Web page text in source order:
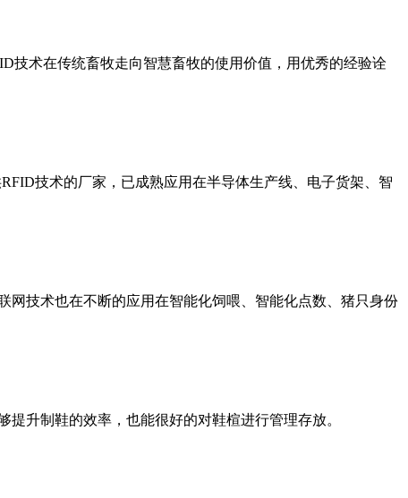
技术在传统畜牧走向智慧畜牧的使用价值，用优秀的经验诠
技术的厂家，已成熟应用在半导体生产线、电子货架、智
技术也在不断的应用在智能化饲喂、智能化点数、猪只身份
升制鞋的效率，也能很好的对鞋楦进行管理存放。